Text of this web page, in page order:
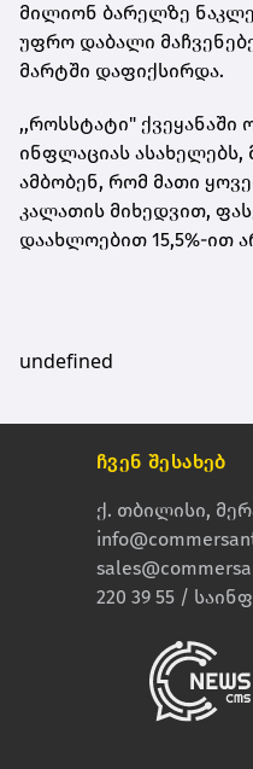
მილიონ ბარელზე
უფრო დაბალი
მარტში დაფიქსირდა.
,,როსსტატი" ქვეყანაში
ინფლაციას ასახელებს,
ამბობენ, რომ მათი
კალათის მიხედვით,
დაახლოებით 15,5%-ით
undefined
ჩვენ შესახებ
ქ. თბილისი,
220 39 55 /